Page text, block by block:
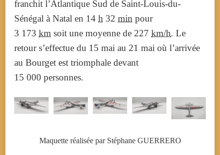
franchit l’Atlantique Sud de Saint-Louis-du-
Sénégal à Natal en 14 h 32 min pour
3 173 km soit une moyenne de 227 km/h. Le
retour s’effectue du 15 mai au 21 mai où l’arrivée
au Bourget est triomphale devant
15 000 personnes.
Maquette réalisée par Stéphane GUERRERO